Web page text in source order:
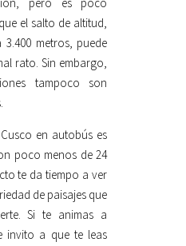
el salto de altitud,
metros, puede
rato. Sin embargo,
tampoco son
en autobús es
poco menos de 24
te da tiempo a ver
de paisajes que
Si te animas a
invito a que te leas